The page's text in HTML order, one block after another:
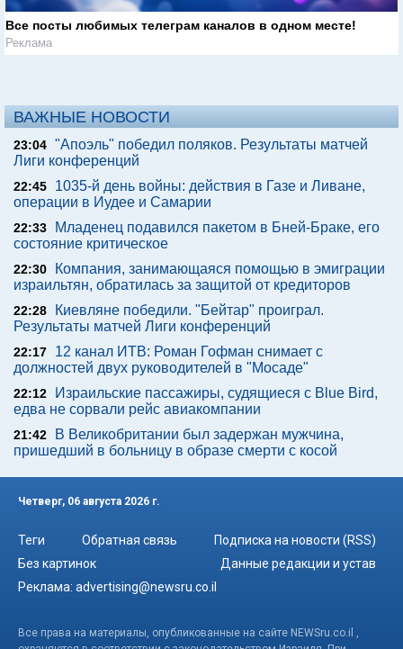
Все посты любимых телеграм каналов в одном месте!
Реклама
ВАЖНЫЕ НОВОСТИ
23:04 "Апоэль" победил поляков. Результаты матчей
Лиги конференций
22:45
1035-й день войны: действия в Газе и Ливане,
операции в Иудее и Самарии
22:33
Младенец подавился пакетом в Бней-Браке, его
состояние критическое
22:30
Компания, занимающаяся помощью в эмиграции
израильтян, обратилась за защитой от кредиторов
22:28
Киевляне победили. "Бейтар" проиграл.
Результаты матчей Лиги конференций
22:17
12 канал ИТВ: Роман Гофман снимает с
должностей двух руководителей в "Мосаде"
22:12
Израильские пассажиры, судящиеся с Blue Bird,
едва не сорвали рейс авиакомпании
21:42
В Великобритании был задержан мужчина,
пришедший в больницу в образе смерти с косой
Четверг, 06 августа 2026 г.
Теги Обратная связь
Подписка на новости (RSS)
Без картинок
Данные редакции и устав
Реклама: advertising@newsru.co.il
Все права на материалы, опубликованные на сайте NEWSru.co.il ,